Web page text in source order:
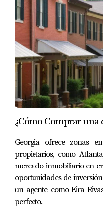
¿Cómo Comprar una
Georgia ofrece zonas
propietarios, como
mercado inmobiliario en
oportunidades de
un agente como Eira
perfecto.